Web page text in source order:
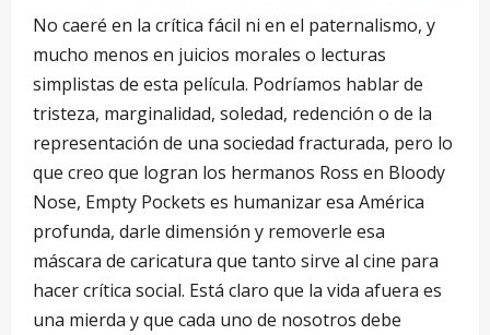
No caeré en la crítica fácil ni en el paternalismo, y
mucho menos en juicios morales o lecturas
simplistas de esta película. Podríamos hablar de
tristeza, marginalidad, soledad, redención o de la
representación de una sociedad fracturada, pero lo
que creo que logran los hermanos Ross en Bloody
Nose, Empty Pockets es humanizar esa América
profunda, darle dimensión y removerle esa
máscara de caricatura que tanto sirve al cine para
hacer crítica social. Está claro que la vida afuera es
una mierda y que cada uno de nosotros debe